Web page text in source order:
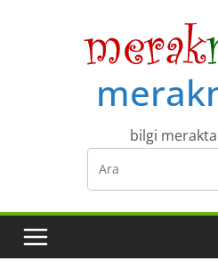
bilgi